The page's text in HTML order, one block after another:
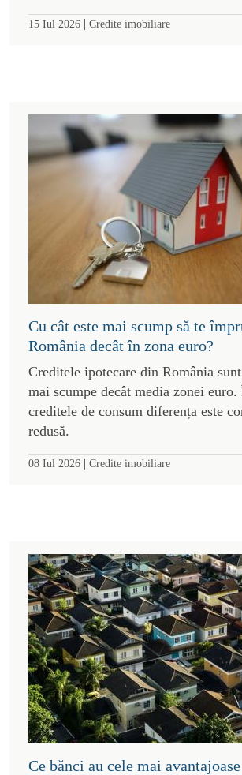
15 Iul 2026 | Credite imobiliare
Cu cât este mai scump să te
România decât în zona euro?
Creditele ipotecare din România
mai scumpe decât media zonei
creditele de consum diferența este
redusă.
08 Iul 2026 | Credite imobiliare
Ce bănci au cele mai